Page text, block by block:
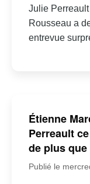
Julie
Rousseau a
entrevue
Étienne
Perreault
de plus
Publié le